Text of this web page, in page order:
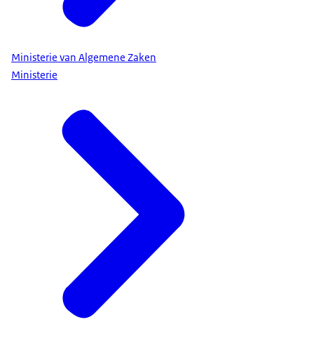
Ministerie van Algemene Zaken
Ministerie